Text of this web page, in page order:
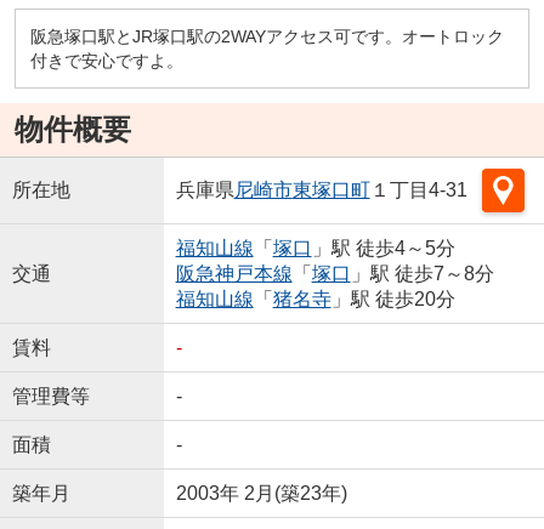
阪急塚口駅とJR塚口駅の2WAYアクセス可です。オートロック
付きで安心ですよ。
物件概要
所在地 兵庫県尼崎市東塚口町１丁目4-31
交通
福知山線 「 塚口 」駅 徒歩4～5分
阪急神戸本線 「 塚口 」駅 徒歩7～8分
福知山線 「 猪名寺」駅 徒歩20分
賃料 -
管理費等 -
面積 -
築年月 2003年 2月(築23年)